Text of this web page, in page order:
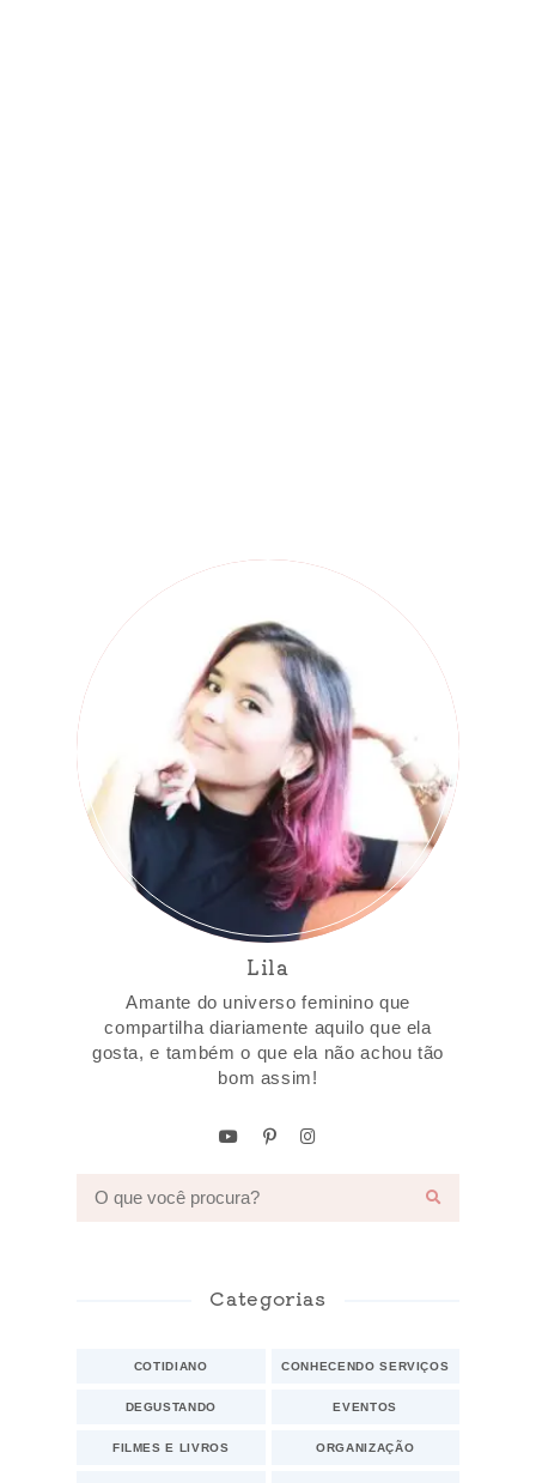
Lila
Amante do universo feminino que
compartilha diariamente aquilo que ela
gosta, e também o que ela não achou tão
bom assim!
Categorias
COTIDIANO CONHECENDO SERVIÇOS
DEGUSTANDO EVENTOS
FILMES E LIVROS ORGANIZAÇÃO